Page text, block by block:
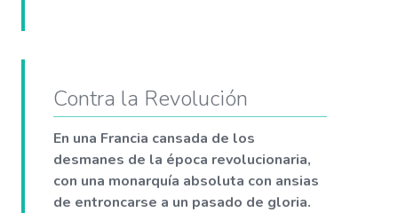
Contra la Revolución
En una Francia cansada de los
desmanes de la época revolucionaria,
con una monarquía absoluta con ansias
de entroncarse a un pasado de gloria.